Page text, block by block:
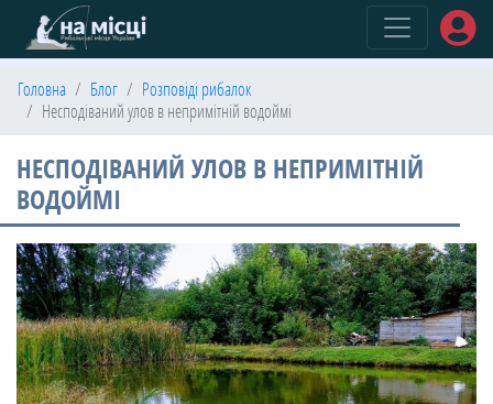
Головна Блог
Розповіді рибалок
Несподіваний улов в непримітній водоймі
НЕСПОДІВАНИЙ УЛОВ В НЕПРИМІТНІЙ
ВОДОЙМІ